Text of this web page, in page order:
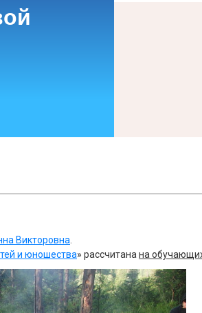
Викторовна
и юношества» рассчитана на